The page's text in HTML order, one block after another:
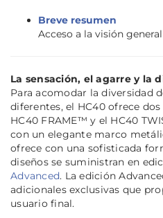
Breve resumen
Acceso a la visión
La sensación, el agarre y la
Para acomodar la diversidad
diferentes, el HC40 ofrece
HC40 FRAME™ y el HC40
con un elegante marco
ofrece con una sofisticada
diseños se suministran en
Advanced. La edición
adicionales exclusivas que
usuario final.